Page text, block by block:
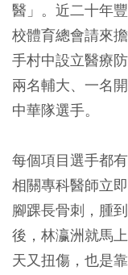
醫」。近二十年
校體育總會請來
手村中設立醫療
兩名輔大、一名
中華隊選手。
每個項目選手都
相關專科醫師立
腳踝長骨刺，腫
後，林瀛洲就馬
天又扭傷，也是